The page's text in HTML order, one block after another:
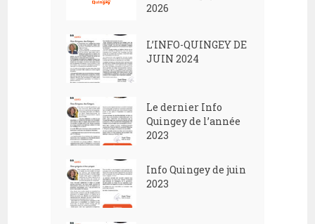
2026
L’INFO-QUINGEY DE
JUIN 2024
Le dernier Info
Quingey de l’année
2023
Info Quingey de juin
2023